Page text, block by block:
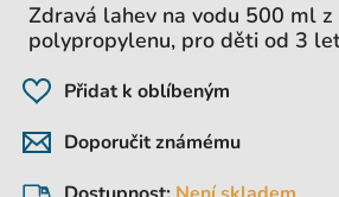
Zdravá lahev na vodu 500 ml
polypropylenu, pro děti od 3
Přidat k oblíbeným
Doporučit známému